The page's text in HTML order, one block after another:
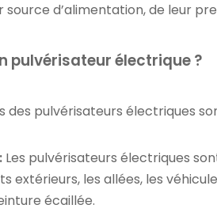
source d’alimentation, de leur
pulvérisateur électrique ?
des pulvérisateurs électriques
Les pulvérisateurs électriques
extérieurs, les allées, les
écaillée.